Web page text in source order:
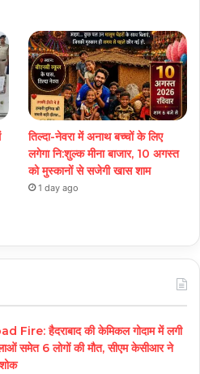
तिल्दा-नेवरा में अनाथ बच्चों के लिए
लगेगा नि:शुल्क मीना बाजार, 10 अगस्त
को मुस्कानों से सजेगी खास शाम
1 day ago
Fire: हैदराबाद की केमिकल गोदाम में लगी
समेत 6 लोगों की मौत, सीएम केसीआर ने